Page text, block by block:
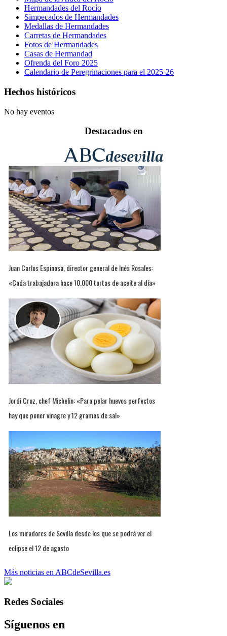
Hermandades del Rocío
Simpecados de Hermandades
Medallas de Hermandades
Carretas de Hermandades
Fotos de Hermandades
Casas de Hermandad
Ofrenda del Foro 2025
Calendario de Peregrinaciones para el 2025-26
Hechos históricos
No hay eventos
Destacados en
Juan Carlos Espinosa, director general de Inés Rosales:
«Cada trabajadora hace 10.000 tortas de aceite al día»
Jordi Cruz, chef Michelin: «Para pelar huevos perfectos
hay que poner vinagre y 12 gramos de sal»
Los miradores de Sevilla desde los que se podrá ver el
eclipse el 12 de agosto
Más noticias en ABCdeSevilla.es
Redes Sociales
Síguenos en